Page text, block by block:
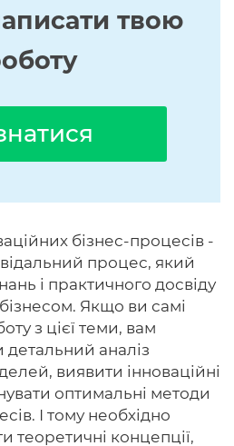
твою
бізнес-процесів -
процес, який
і практичного досвіду
Якщо ви самі
з цієї теми, вам
детальний аналіз
виявити інноваційні
оптимальні методи
І тому необхідно
теоретичні концепції,